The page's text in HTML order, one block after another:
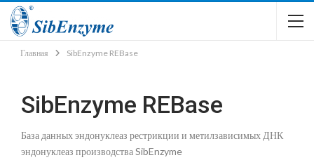
Главная SibEnzyme REBase
SibEnzyme REBase
База данных эндонуклеаз рестрикции и метилзависимых ДНК
эндонуклеаз производства SibEnzyme